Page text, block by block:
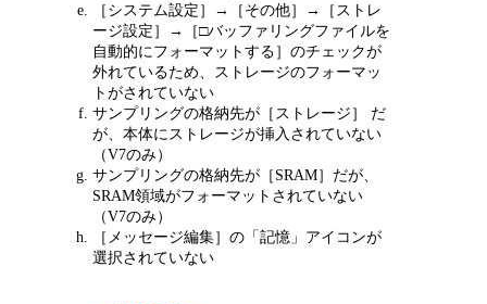
［システム設定］→［その他］→［ストレ
ージ設定］→［□バッファリングファイルを
自動的にフォーマットする］のチェックが
外れているため、ストレージのフォーマッ
トがされていない
サンプリングの格納先が［ストレージ］ だ
が、本体にストレージが挿入されていない
（V7のみ）
サンプリングの格納先が［SRAM］だが、
SRAM領域がフォーマットされていない
（V7のみ）
［メッセージ編集］の「記憶」アイコンが
選択されていない